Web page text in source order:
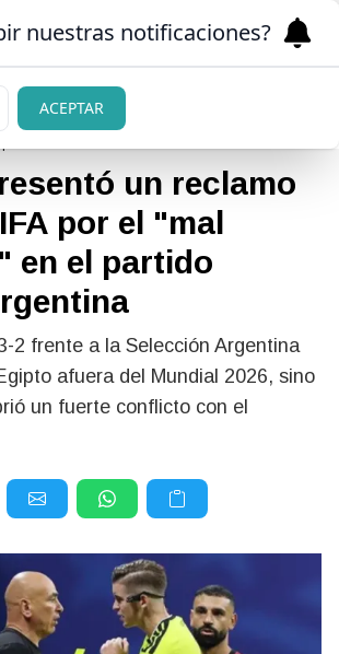
un reclamo
por el "mal
en el partido
2 frente a la Selección Argentina
afuera del Mundial 2026, sino
un fuerte conflicto con el
nuestras notificaciones?
ACEPTAR